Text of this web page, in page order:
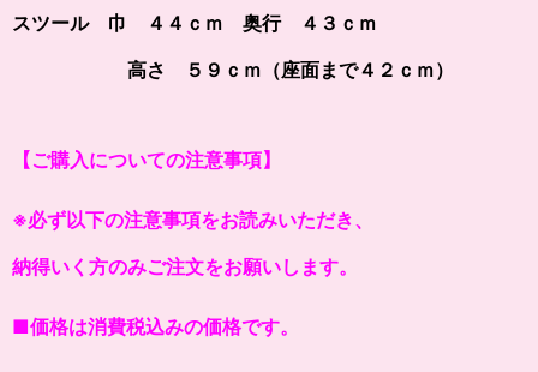
スツール 巾 ４４ｃｍ 奥行 ４３ｃｍ
高さ ５９ｃｍ（座面まで４２ｃｍ）
【ご購入についての注意事項】
※必ず以下の注意事項をお読みいただき、
納得いく方のみご注文をお願いします。
■価格は消費税込みの価格です。